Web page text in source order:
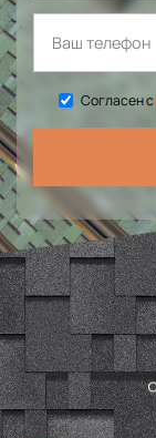
Согласен с